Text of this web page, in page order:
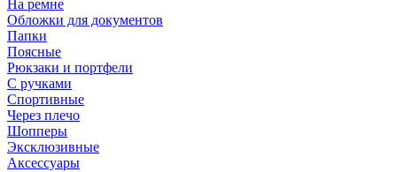
На ремне
Обложки для документов
Папки
Поясные
Рюкзаки и портфели
С ручками
Спортивные
Через плечо
Шопперы
Эксклюзивные
Аксессуары